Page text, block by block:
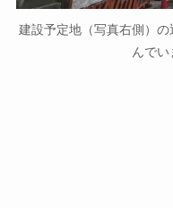
建設予定地（写真右側）
んでい